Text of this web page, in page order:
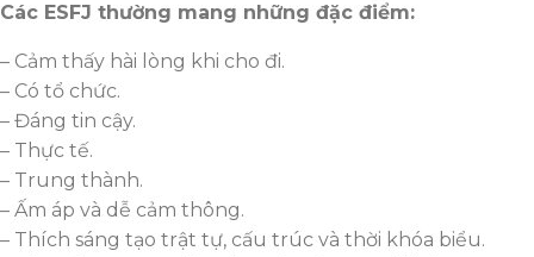
Các ESFJ thường mang những đặc điểm:
– Cảm thấy hài lòng khi cho đi.
– Có tổ chức.
– Đáng tin cậy.
– Thực tế.
– Trung thành.
– Ấm áp và dễ cảm thông.
– Thích sáng tạo trật tự, cấu trúc và thời khóa biểu.